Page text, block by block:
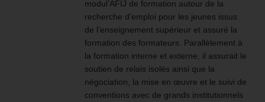
modul’AFIJ de formation autour de la
recherche d’emploi pour les jeunes issus
de l’enseignement supérieur et assuré la
formation des formateurs. Parallèlement à
la formation interne et externe, il assurait le
soutien de relais isolés ainsi que la
négociation, la mise en œuvre et le suivi de
conventions avec de grands institutionnels